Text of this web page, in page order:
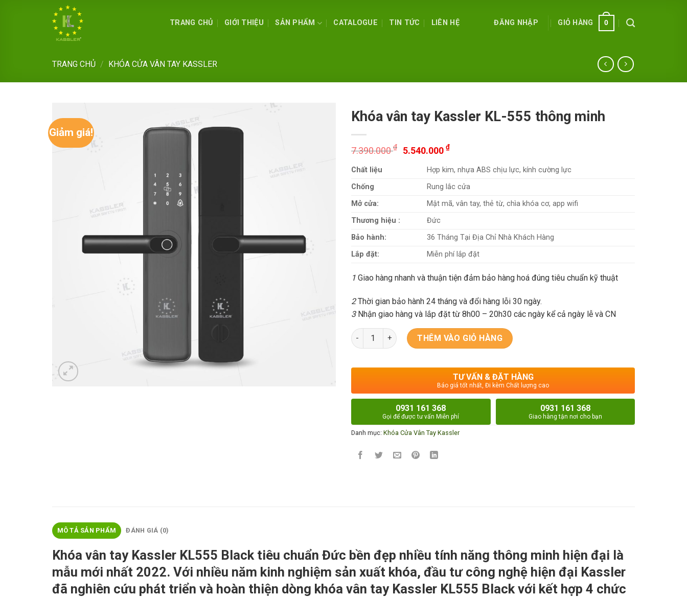
TRANG CHỦ GIỚI THIỆU SẢN PHẨM CATALOGUE TIN TỨC LIÊN HỆ ĐĂNG NHẬP GIỎ HÀNG 0
TRANG CHỦ / KHÓA CỬA VÂN TAY KASSLER
Giảm giá!
Khóa vân tay Kassler KL-555 thông minh
7.390.000₫ 5.540.000₫
Chất liệu
Hợp kim, nhựa ABS chịu lực, kính cường lực
Chống
Rung lắc cửa
Mở cửa:
Mật mã, vân tay, thẻ từ, chìa khóa cơ, app wifi
Thương hiệu :
Đức
Bảo hành:
36 Tháng Tại Địa Chỉ Nhà Khách Hàng
Lắp đặt:
Miễn phí lắp đặt
1 Giao hàng nhanh và thuận tiện đảm bảo hàng hoá đúng tiêu chuẩn kỹ thuật
2Thời gian bảo hành 24 tháng và đổi hàng lỗi 30 ngày.
3 Nhận giao hàng và lắp đặt từ 8h00 – 20h30 các ngày kể cả ngày lễ và CN
Khóa vân tay Kassler KL-555 thông minh số lượng
THÊM VÀO GIỎ HÀNG
TƯ VẤN & ĐẶT HÀNG
Báo giá tốt nhất, Đi kèm Chất lượng cao
0931 161 368
Gọi để được tư vấn Miễn phí
0931 161 368
Giao hàng tận nơi cho bạn
Danh mục: Khóa Cửa Vân Tay Kassler
MÔ TẢ SẢN PHẨM ĐÁNH GIÁ (0)
Khóa vân tay Kassler KL555 Black tiêu chuẩn Đức bền đẹp nhiều tính năng thông minh hiện đại là
mẫu mới nhất 2022. Với nhiều năm kinh nghiệm sản xuất khóa, đầu tư công nghệ hiện đại Kassler
đã nghiên cứu phát triển và hoàn thiện dòng khóa vân tay Kassler KL555 Black với kết hợp 4 chức